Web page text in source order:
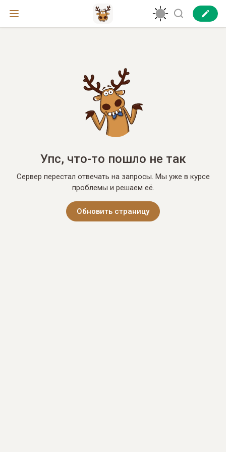
Упс, что-то пошло не так
Сервер перестал отвечать на запросы. Мы уже в курсе
проблемы и решаем её.
Обновить страницу